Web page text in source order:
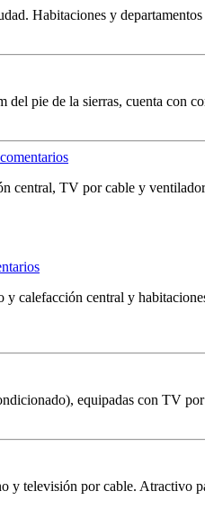
Habitaciones y
pie de la sierras, cuenta con
central, TV por cable y
calefacción central y
equipadas con TV
y televisión por cable. Atractivo